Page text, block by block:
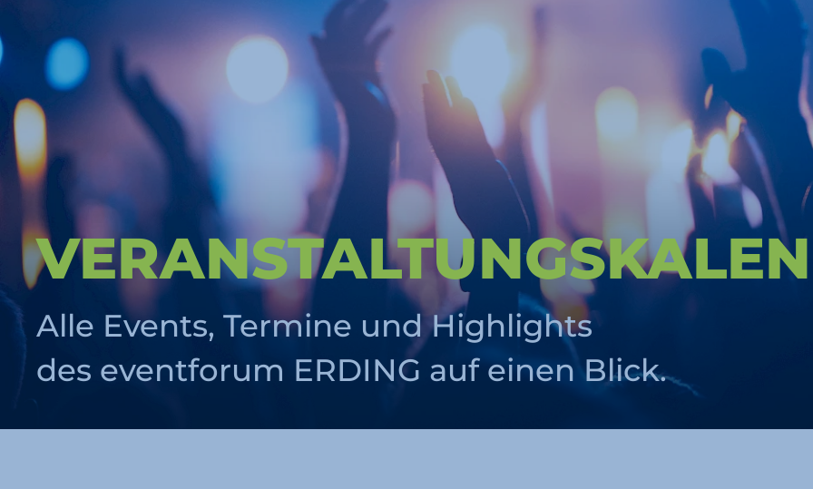
Alle Events, Termine und Highlights
des eventforum ERDING auf einen Blick.